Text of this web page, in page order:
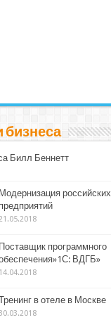
бизнеса
Билл Беннетт
Модернизация российских
предприятий
Поставщик программного
ВДГБ»
14.04.2018
в отеле в Москве